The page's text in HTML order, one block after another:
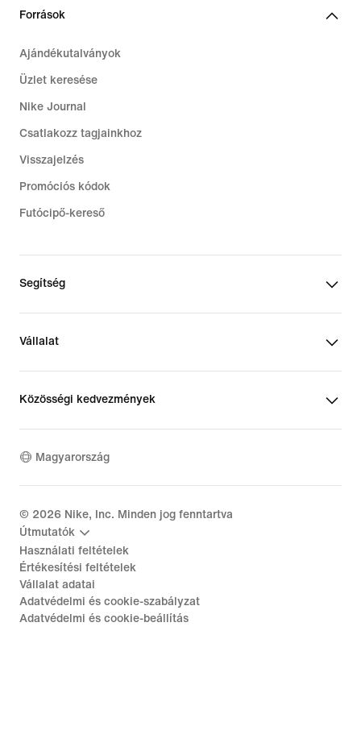
Források
Ajándékutalványok
Üzlet keresése
Nike Journal
Csatlakozz tagjainkhoz
Visszajelzés
Promóciós kódok
Futócipő-kereső
Segítség
Vállalat
Közösségi kedvezmények
Magyarország
© 2026 Nike, Inc. Minden jog fenntartva
Útmutatók
Használati feltételek
Értékesítési feltételek
Vállalat adatai
Adatvédelmi és cookie-szabályzat
Adatvédelmi és cookie-beállítás